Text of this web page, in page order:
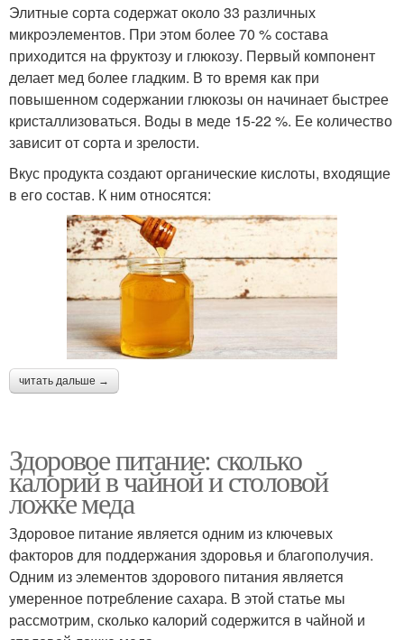
Элитные сорта содержат около 33 различных
микроэлементов. При этом более 70 % состава
приходится на фруктозу и глюкозу. Первый компонент
делает мед более гладким. В то время как при
повышенном содержании глюкозы он начинает быстрее
кристаллизоваться. Воды в меде 15-22 %. Ее количество
зависит от сорта и зрелости.
Вкус продукта создают органические кислоты, входящие
в его состав. К ним относятся:
читать дальше →
Здоровое питание: сколько
калорий в чайной и столовой
ложке меда
Здоровое питание является одним из ключевых
факторов для поддержания здоровья и благополучия.
Одним из элементов здорового питания является
умеренное потребление сахара. В этой статье мы
рассмотрим, сколько калорий содержится в чайной и